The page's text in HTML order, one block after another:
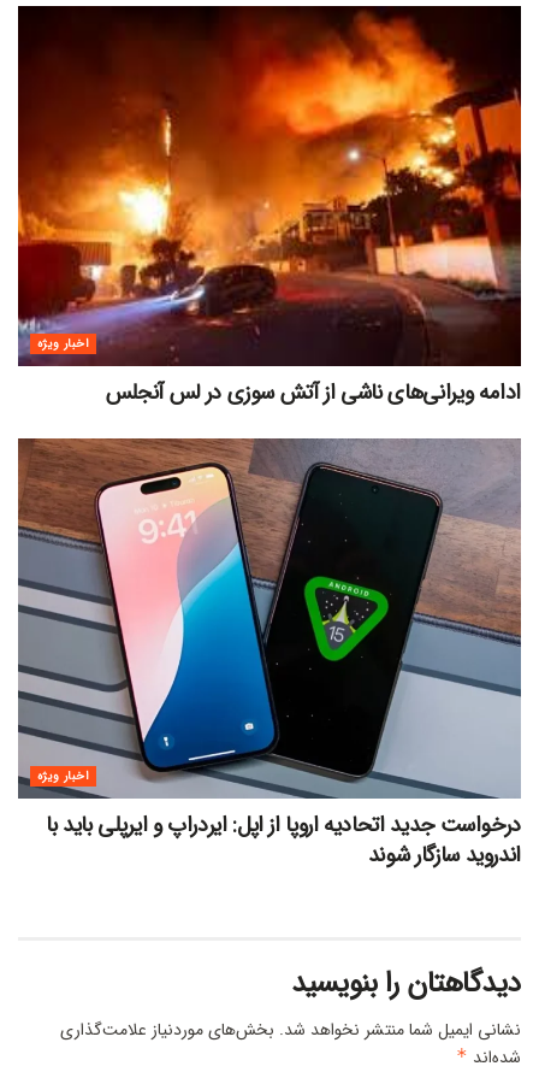
اخبار ویژه
ادامه ویرانی‌های ناشی از آتش سوزی در لس آنجلس
اخبار ویژه
درخواست جدید اتحادیه اروپا از اپل: ایردراپ و ایرپلی باید با
اندروید سازگار شوند
دیدگاهتان را بنویسید
نشانی ایمیل شما منتشر نخواهد شد. بخش‌های موردنیاز علامت‌گذاری
شده‌اند *